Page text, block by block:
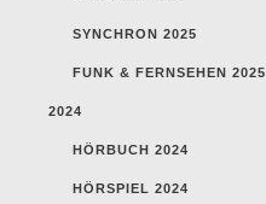
SYNCHRON 2025
FUNK & FERNSEHEN 2025
2024
HÖRBUCH 2024
HÖRSPIEL 2024